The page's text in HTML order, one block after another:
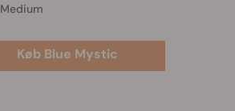
Medium
Køb Blue Mystic